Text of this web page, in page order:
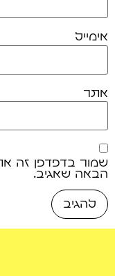
אימייל
אתר
שמור בדפדפן זה
הבאה שאגיב.